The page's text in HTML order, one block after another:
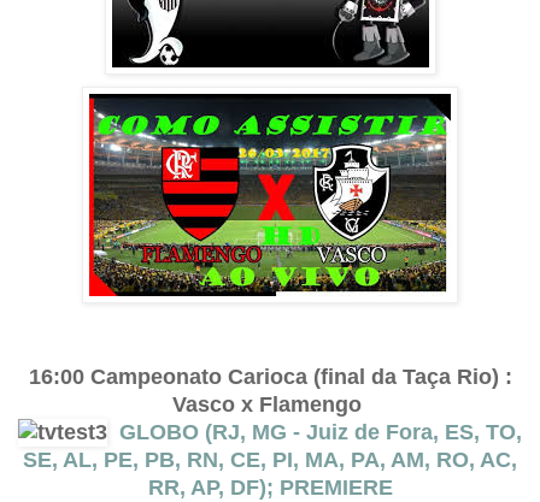
16:00 Campeonato Carioca (final da Taça Rio) :
Vasco x Flamengo
GLOBO (RJ, MG - Juiz de Fora, ES, TO,
SE, AL, PE, PB, RN, CE, PI, MA, PA, AM, RO, AC,
RR, AP, DF); PREMIERE